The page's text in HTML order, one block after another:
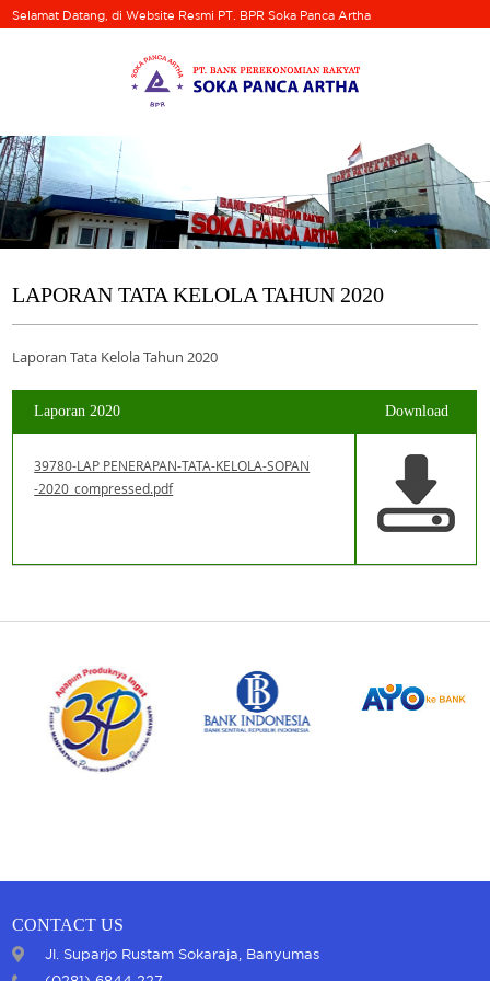
Selamat Datang, di Website Resmi PT. BPR Soka Panca Artha
LAPORAN TATA KELOLA TAHUN 2020
Laporan Tata Kelola Tahun 2020
Laporan 2020 Download
39780-LAP PENERAPAN-TATA-KELOLA-SOPAN
-2020_compressed.pdf
CONTACT US
Jl. Suparjo Rustam Sokaraja, Banyumas